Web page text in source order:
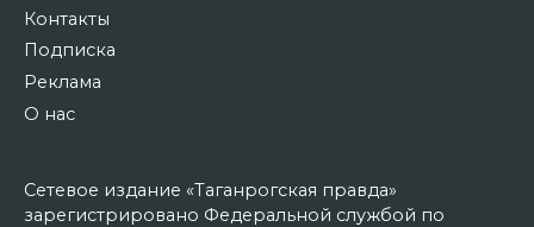
Контакты
Подписка
Реклама
О нас
Сетевое издание «Таганрогская правда»
зарегистрировано Федеральной службой по